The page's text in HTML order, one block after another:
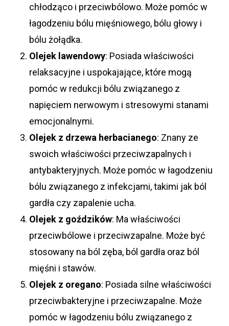
chłodząco i przeciwbólowo. Może pomóc w
łagodzeniu bólu mięśniowego, bólu głowy i
bólu żołądka.
Olejek lawendowy: Posiada właściwości
relaksacyjne i uspokajające, które mogą
pomóc w redukcji bólu związanego z
napięciem nerwowym i stresowymi stanami
emocjonalnymi.
Olejek z drzewa herbacianego: Znany ze
swoich właściwości przeciwzapalnych i
antybakteryjnych. Może pomóc w łagodzeniu
bólu związanego z infekcjami, takimi jak ból
gardła czy zapalenie ucha.
Olejek z goździków: Ma właściwości
przeciwbólowe i przeciwzapalne. Może być
stosowany na ból zęba, ból gardła oraz ból
mięśni i stawów.
Olejek z oregano: Posiada silne właściwości
przeciwbakteryjne i przeciwzapalne. Może
pomóc w łagodzeniu bólu związanego z